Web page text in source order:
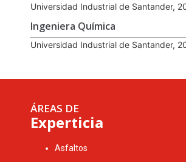
Universidad Industrial de Santander,
Ingeniera Química
Universidad Industrial de Santander,
ÁREAS DE
Experticia
Asfaltos